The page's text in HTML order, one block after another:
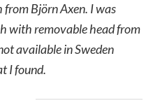
Björn Axen. I was
with removable head from
available in Sweden
I found.